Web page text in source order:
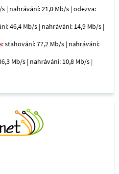
| nahrávání: 21,0 Mb/s | odezva:
46,4 Mb/s | nahrávání: 14,9 Mb/s |
: stahování: 77,2 Mb/s | nahrávání:
Mb/s | nahrávání: 10,8 Mb/s |